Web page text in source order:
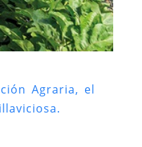
Agraria, el